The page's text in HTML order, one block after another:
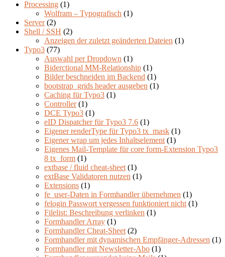
Processing (1)
Wolfram – Typografisch (1)
Server(2)
Shell / SSH (2)
Anzeigen der zuletzt geänderten Dateien (1)
Typo3 (77)
Auswahl per Dropdown (1)
Biderctional MM-Relationship (1)
Bilder beschneiden im Backend (1)
bootstrap_grids header ausgeben (1)
Caching für Typo3 (1)
Controller(1)
DCE Typo3 (1)
eID Dispatcher für Typo3 7.6 (1)
Eigener renderType für Typo3 tx_mask (1)
Eigener wrap um jedes Inhaltselement(1)
Eigenes Mail-Template für core form-Extension Typo3
8 tx_form (1)
extbase / fluid cheat-sheet(1)
extBase Validatoren nutzen (1)
Extensions (1)
fe_user-Daten in Formhandler übernehmen (1)
felogin Passwort vergessen funktioniert nicht(1)
Filelist: Beschreibung verlinken (1)
Formhandler Array (1)
Formhandler Cheat-Sheet(2)
Formhandler mit dynamischen Empfänger-Adressen (1)
Formhandler mit Newsletter-Abo (1)